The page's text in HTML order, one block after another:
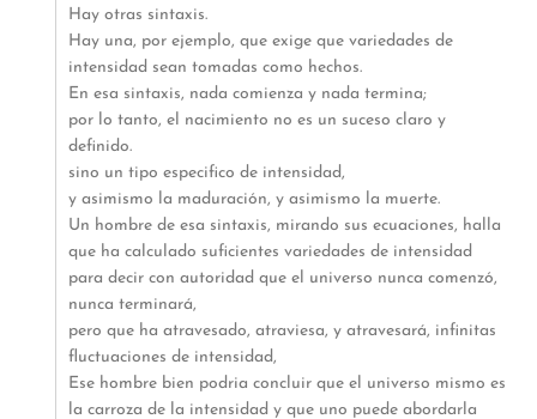
Hay otras sintaxis.
Hay una, por ejemplo, que exige que variedades de
intensidad sean tomadas como hechos.
En esa sintaxis, nada comienza y nada termina;
por lo tanto, el nacimiento no es un suceso claro y
definido.
sino un tipo especifico de intensidad,
y asimismo la maduración, y asimismo la muerte.
Un hombre de esa sintaxis, mirando sus ecuaciones, halla
que ha calculado suficientes variedades de intensidad
para decir con autoridad que el universo nunca comenzó,
nunca terminará,
pero que ha atravesado, atraviesa, y atravesará, infinitas
fluctuaciones de intensidad,
Ese hombre bien podria concluir que el universo mismo es
la carroza de la intensidad y que uno puede abordarla